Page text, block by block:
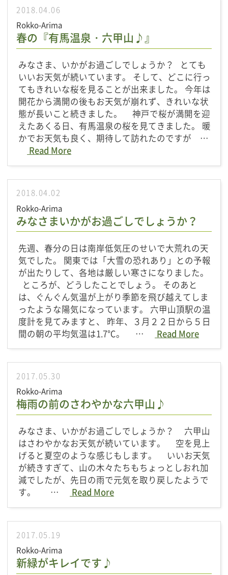
2018.04.06
Rokko-Arima
春の『有馬温泉・六甲山♪』
みなさま、いかがお過ごしでしょうか？ とても
いいお天気が続いています。 そして、どこに行っ
てもきれいな桜を見ることが出来ました。 今年は
開花から満開の後もお天気が崩れず、きれいな状
態が長いこと続きました。 神戸で桜が満開を迎
えたあくる日、有馬温泉の桜を見てきました。 暖
かでお天気も良く、期待して訪れたのですが …
Read More
2018.04.02
Rokko-Arima
みなさまいかがお過ごしでしょうか？
先週、春分の日は南岸低気圧のせいで大荒れの天
気でした。 関東では「大雪の恐れあり」との予報
が出たりして、各地は厳しい寒さになりました。
ところが、どうしたことでしょう。 そのあと
は、ぐんぐん気温が上がり季節を飛び越えてしま
ったような陽気になっています。 六甲山頂駅の温
度計を見てみますと、 昨年、３月２２日から５日
間の朝の平均気温は1.7℃。 …
Read More
2017.05.30
Rokko-Arima
梅雨の前のさわやかな六甲山♪
みなさま、いかがお過ごしでしょうか？ 六甲山
はさわやかなお天気が続いています。 空を見上
げると夏空のような感じもします。 いいお天気
が続きすぎて、山の木々たちもちょっとしおれ加
減でしたが、先日の雨で元気を取り戻したようで
す。 …
Read More
2017.05.19
Rokko-Arima
新緑がキレイです♪